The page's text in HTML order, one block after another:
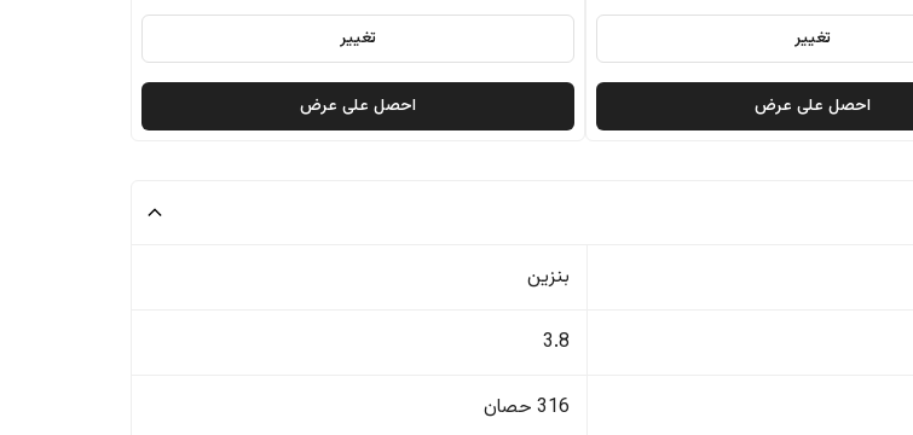
تغيير
احصل على عرض
تغيير
احصل على عرض
بنزين
3.8
316 حصان